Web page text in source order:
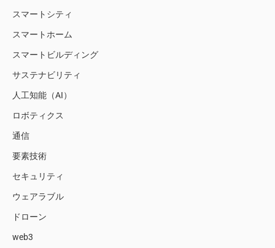
スマートシティ
スマートホーム
スマートビルディング
サステナビリティ
人工知能（AI）
ロボティクス
通信
要素技術
セキュリティ
ウェアラブル
ドローン
web3